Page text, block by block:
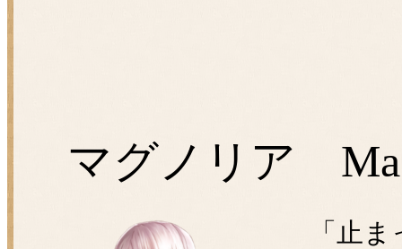
マグノリア
「止